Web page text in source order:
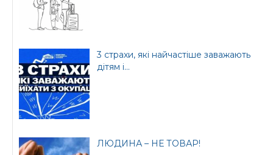
3 страхи, які найчастіше заважають
дітям і...
ЛЮДИНА – НЕ ТОВАР!
Урядовий портал
Бориспільської РДА Бориспільської
районної ради